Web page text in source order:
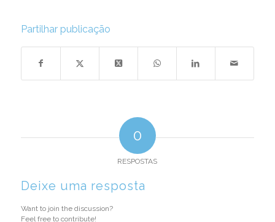
Partilhar publicação
0
RESPOSTAS
Deixe uma resposta
Want to join the discussion?
Feel free to contribute!